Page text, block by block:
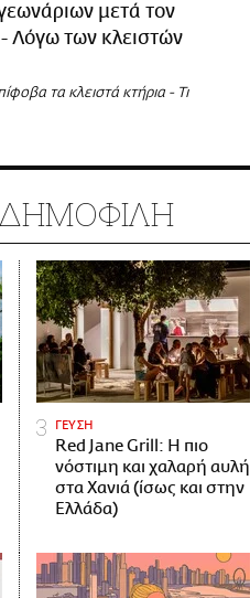
μετά τον
Λόγω των κλειστών
τα κλειστά κτήρια - Τι
ΔΗΜΟΦΙΛΗ
ΓΕΥΣΗ
Red Jane Grill: Η πιο
νόστιμη και χαλαρή αυλή
στα Χανιά (ίσως και στην
Ελλάδα)